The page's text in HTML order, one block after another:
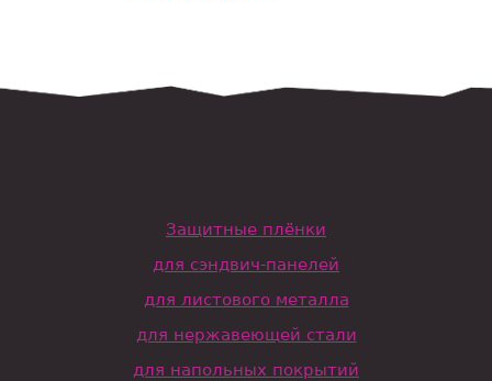
Защитные плёнки
для сэндвич-панелей
для листового металла
для нержавеющей стали
для напольных покрытий